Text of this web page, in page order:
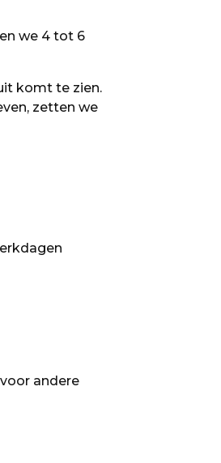
we 4 tot 6
komt te zien.
zetten we
andere